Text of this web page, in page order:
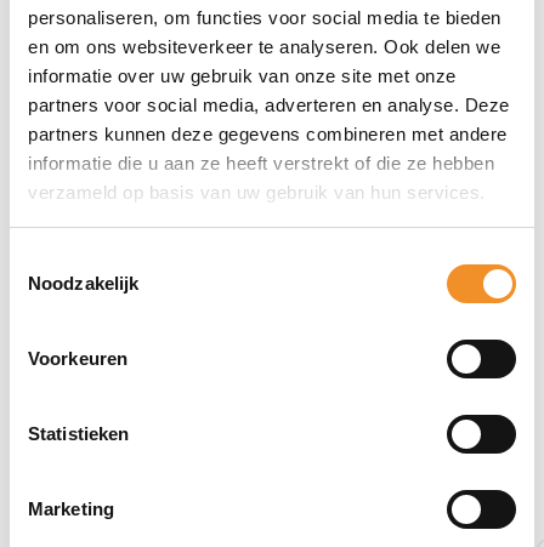
personaliseren, om functies voor social media te bieden
en om ons websiteverkeer te analyseren. Ook delen we
informatie over uw gebruik van onze site met onze
partners voor social media, adverteren en analyse. Deze
partners kunnen deze gegevens combineren met andere
informatie die u aan ze heeft verstrekt of die ze hebben
verzameld op basis van uw gebruik van hun services.
Noodzakelijk
Voorkeuren
Statistieken
Marketing
Direct erbij bestellen